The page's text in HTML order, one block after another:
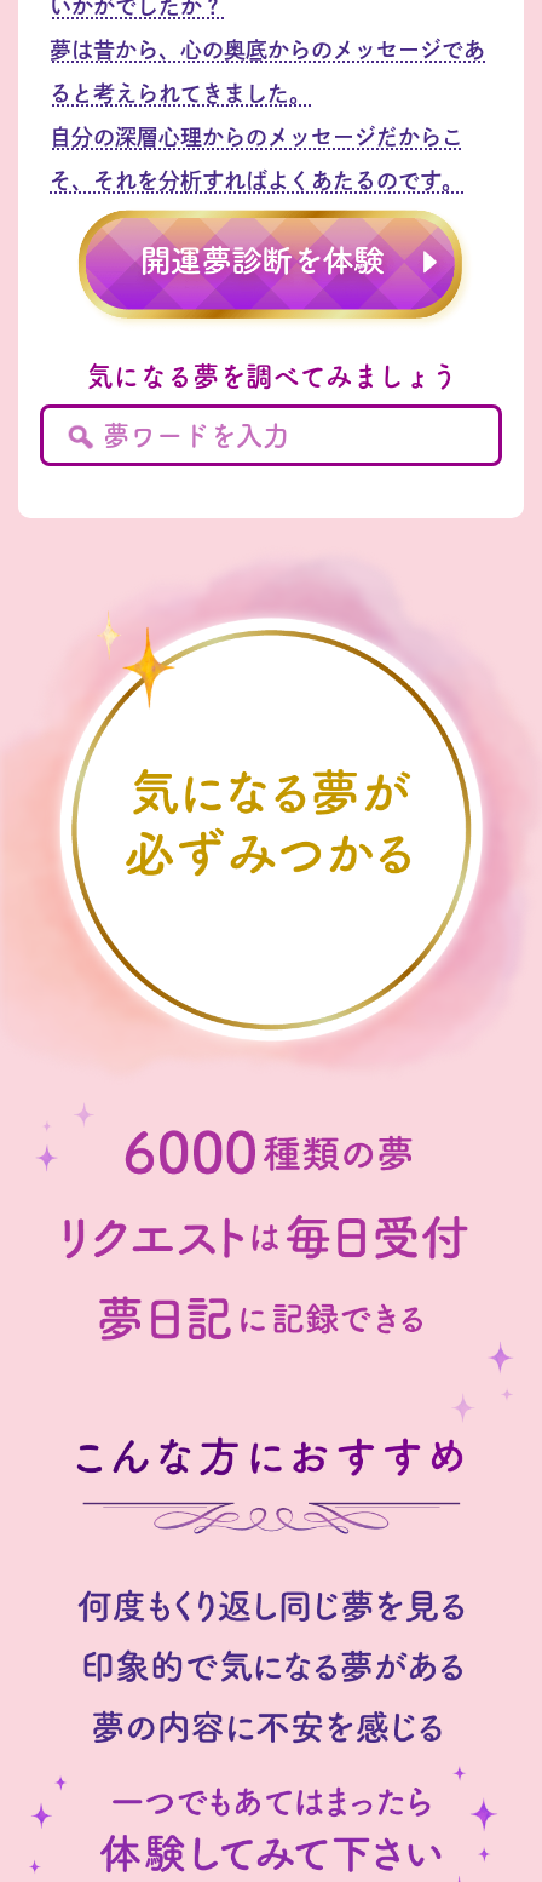
いかがでしたか？
夢は昔から、心の奥底からのメッセージであ
ると考えられてきました。
自分の深層心理からのメッセージだからこ
そ、それを分析すればよくあたるのです。
気になる夢を調べてみましょう